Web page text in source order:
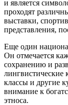
и является
проходят
выставки,
представления,
Еще один
Он отмечается
сохранению и
лингвистические
классы и другие
внимание к
этноса.